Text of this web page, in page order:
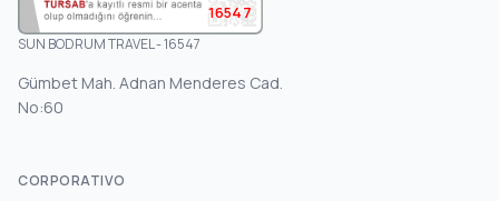
16547
SUN BODRUM TRAVEL - 16547
Gümbet Mah. Adnan Menderes Cad.
No:60
CORPORATIVO